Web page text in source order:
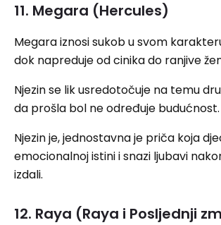
11. Megara (Hercules)
Megara iznosi sukob u svom
dok napreduje od cinika do ranjive
Njezin se lik usredotočuje na temu
da prošla bol ne određuje budućnost.
Njezin je, jednostavna je priča koja
emocionalnoj istini i snazi ​​ljubavi
izdali.
12. Raya (Raya i Posljednji